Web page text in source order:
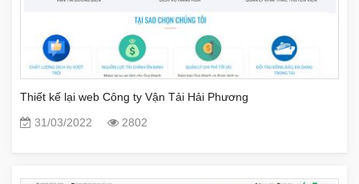
Thiết kế lại web Công ty Vận Tải Hải Phương
31/03/2022
2802